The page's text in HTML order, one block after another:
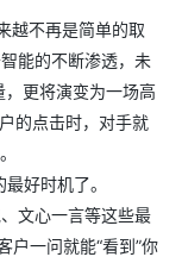
越不再是简单的取
能的不断渗透，未
更将演变为一场高
的点击时，对手就
好时机了。
文心一言等这些最
一问就能“看到”你